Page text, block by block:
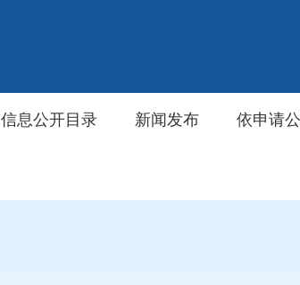
信息公开目录 新闻发布 依申请